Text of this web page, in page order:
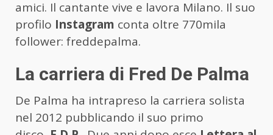
amici. Il cantante vive e lavora Milano. Il suo
profilo Instagram conta oltre 770mila
follower: freddepalma.
La carriera di Fred De Palma
De Palma ha intrapreso la carriera solista
nel 2012 pubblicando il suo primo